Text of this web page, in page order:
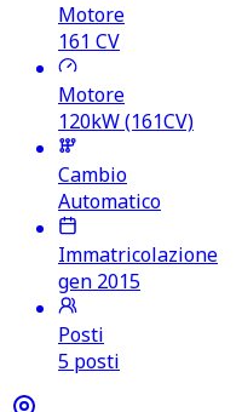
Motore
161 CV
Motore
120kW (161CV)
Cambio
Automatico
Immatricolazione
gen 2015
Posti
5 posti